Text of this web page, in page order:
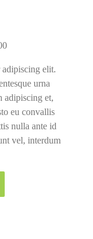
adipiscing elit.
urna
adipiscing et,
eu convallis
nulla ante id
vel, interdum